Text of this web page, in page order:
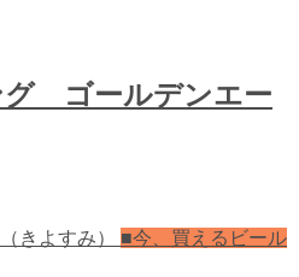
グ ゴールデンエー
■今、買えるビール